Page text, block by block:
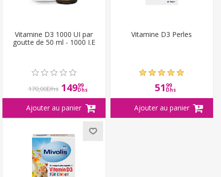
Vitamine D3 1000 UI par
goutte de 50 ml - 1000 I.E
170,00Dhs 14999
Dhs
Vitamine D3 Perles
51 99
Dhs